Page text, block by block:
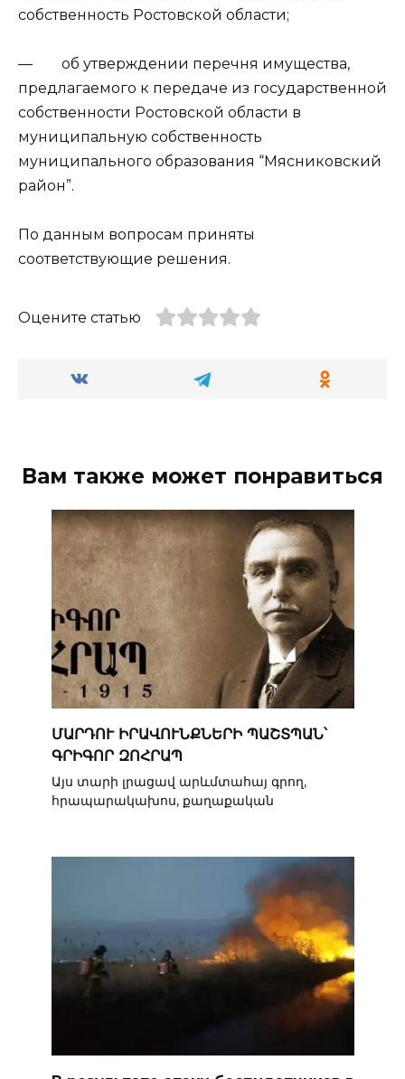
собственность Ростовской области;
— об утверждении перечня имущества,
предлагаемого к передаче из государственной
собственности Ростовской области в
муниципальную собственность
муниципального образования “Мясниковский
район”.
По данным вопросам приняты
соответствующие решения.
Оцените статью
Вам также может понравиться
ՄԱՐԴՈՒ ԻՐԱՎՈՒՆՔՆԵՐԻ ՊԱՇՏՊԱՆ՝
ԳՐԻԳՈՐ ԶՈՀՐԱՊ
Այս տարի լրացավ արևմտահայ գրող,
հրապարակախոս, քաղաքական